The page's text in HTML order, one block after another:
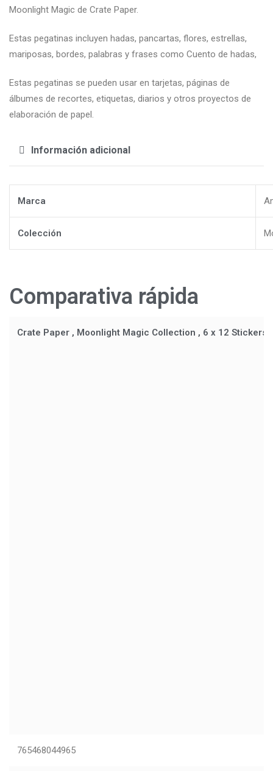
Moonlight Magic de Crate Paper.
Estas pegatinas incluyen hadas, pancartas, flores, estrellas,
mariposas, bordes, palabras y frases como Cuento de hadas,
Estas pegatinas se pueden usar en tarjetas, páginas de
álbumes de recortes, etiquetas, diarios y otros proyectos de
elaboración de papel.
Información adicional
Marca
Colección
Comparativa rápida
Crate Paper , Moonlight Magic Collection , 6 x 12 Stickers
765468044965